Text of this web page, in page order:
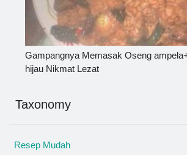
Gampangnya Memasak Oseng
hijau Nikmat Lezat
Taxonomy
Resep Mudah